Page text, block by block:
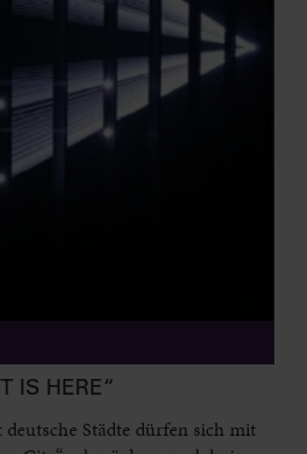
IS HERE“
Städte dürfen sich mit